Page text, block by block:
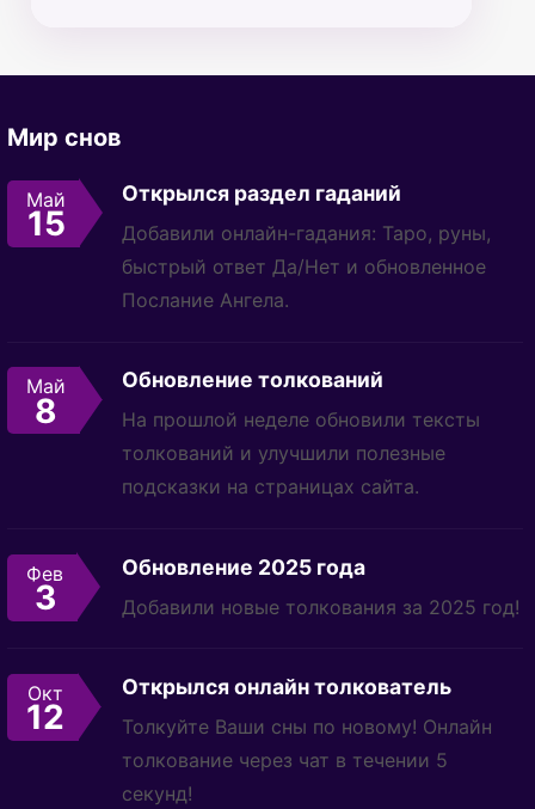
Мир снов
Май
15
Открылся раздел гаданий
Добавили онлайн-гадания: Таро, руны,
быстрый ответ Да/Нет и обновленное
Послание Ангела.
Май
8
Обновление толкований
На прошлой неделе обновили тексты
толкований и улучшили полезные
подсказки на страницах сайта.
Фев
3
Обновление 2025 года
Добавили новые толкования за 2025 год!
Окт
12
Открылся онлайн толкователь
Толкуйте Ваши сны по новому! Онлайн
толкование через чат в течении 5
секунд!